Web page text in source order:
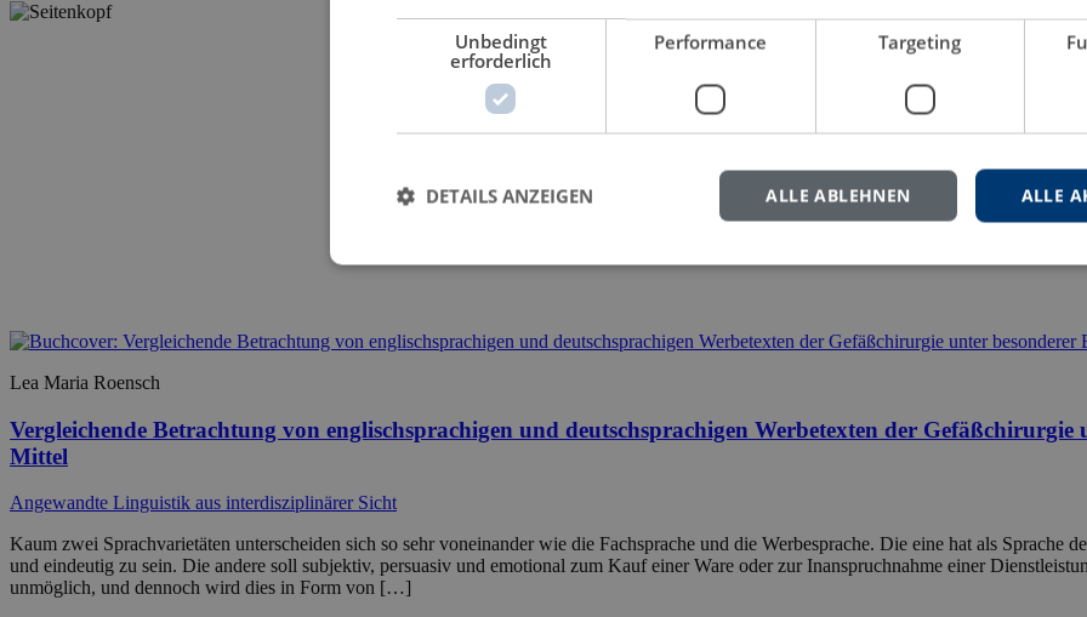
Lea Maria Roensch
Vergleichende Betrachtung von englischsprachigen und deutschsprachigen Werbetexten der
Mittel
Angewandte Linguistik aus interdisziplinärer Sicht
Kaum zwei Sprachvarietäten unterscheiden sich so sehr voneinander wie die Fachsprache und die Werbesprache. Die eine hat als Sprache
und eindeutig zu sein. Die andere soll subjektiv, persuasiv und emotional zum Kauf einer Ware oder zur Inanspruchnahme einer
unmöglich, und dennoch wird dies in Form von […]
Unbedingt
erforderlich
Performance Targeting
ALLE
ALLE ABLEHNEN
DETAILS ANZEIGEN